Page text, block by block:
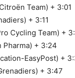
Team) + 3:01
+ 3:11
Cycling Team) +
Pharma) + 3:24
EasyPost) +
+ 3:47